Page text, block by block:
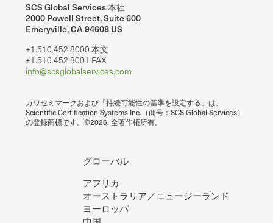
SCS Global Services 本社
2000 Powell Street, Suite 600
Emeryville, CA 94608 US
+1.510.452.8000 本文
+1.510.452.8001 FAX
info@scsglobalservices.com
カワセミマークおよび「持続可能性の基準を設定する」は、
Scientific Certification Systems Inc.（商号：SCS Global Services）
の登録商標です。©2026. 全著作権所有。
グローバル
アフリカ
オーストラリア／ニュージーランド
ヨーロッパ